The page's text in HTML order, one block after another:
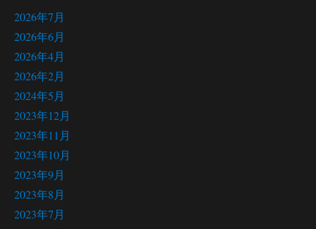
2026年7月
2026年6月
2026年4月
2026年2月
2024年5月
2023年12月
2023年11月
2023年10月
2023年9月
2023年8月
2023年7月